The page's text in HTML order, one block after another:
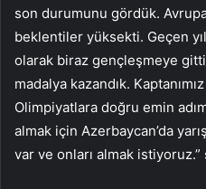
son durumunu gördük.
beklentiler yüksekti. Geçen
olarak biraz gençleşmeye
madalya kazandık.
Olimpiyatlara doğru emin
almak için Azerbaycan’da
var ve onları almak